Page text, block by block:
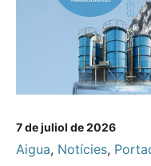
7 de juliol de 2026
Aigua, Notícies,